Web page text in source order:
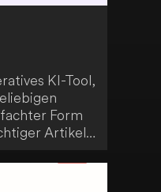
KI-Tool,
Form
Artikel,
und